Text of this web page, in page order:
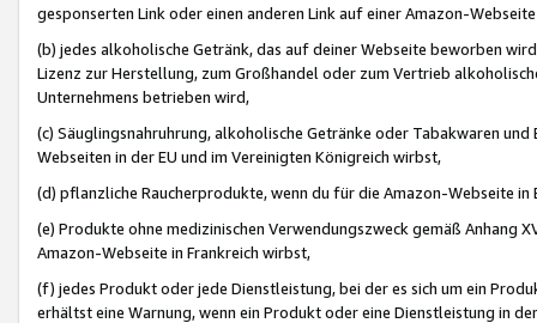
gesponserten Link oder einen anderen Link auf einer Amazon-
(b) jedes alkoholische Getränk, das auf deiner Webseite beworben
Lizenz zur Herstellung, zum Großhandel oder zum Vertrieb
Unternehmens betrieben wird,
(c) Säuglingsnahruhrung, alkoholische Getränke oder Tabakwaren
Webseiten in der EU und im Vereinigten Königreich wirbst,
(d) pflanzliche Raucherprodukte, wenn du für die Amazon-Webseite in
(e) Produkte ohne medizinischen Verwendungszweck gemäß Anhang
Amazon-Webseite in Frankreich wirbst,
(f) jedes Produkt oder jede Dienstleistung, bei der es sich um ein
erhältst eine Warnung, wenn ein Produkt oder eine Dienstleistung in